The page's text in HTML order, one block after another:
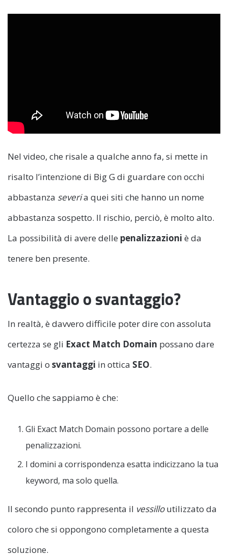
Nel video, che risale a qualche anno fa, si mette in
risalto l’intenzione di Big G di guardare con occhi
abbastanza severia quei siti che hanno un nome
abbastanza sospetto. Il rischio, perciò, è molto alto.
La possibilità di avere delle penalizzazioni è da
tenere ben presente.
Vantaggio o svantaggio?
In realtà, è davvero difficile poter dire con assoluta
certezza se gli Exact Match Domain possano dare
vantaggi o svantaggi in ottica SEO.
Quello che sappiamo è che:
Gli Exact Match Domain possono portare a delle
penalizzazioni.
I domini a corrispondenza esatta indicizzano la tua
keyword, ma solo quella.
Il secondo punto rappresenta il vessilloutilizzato da
coloro che si oppongono completamente a questa
soluzione.